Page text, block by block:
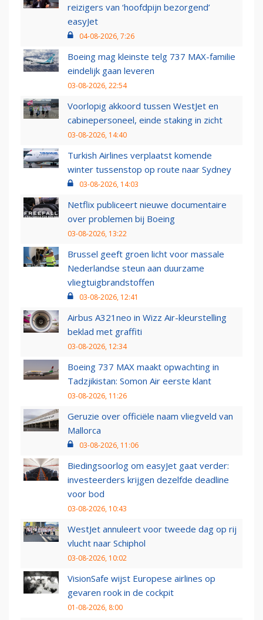
reizigers van ‘hoofdpijn bezorgend’
easyJet
04-08-2026, 7:26
Boeing mag kleinste telg 737 MAX-familie
eindelijk gaan leveren
03-08-2026, 22:54
Voorlopig akkoord tussen WestJet en
cabinepersoneel, einde staking in zicht
03-08-2026, 14:40
Turkish Airlines verplaatst komende
winter tussenstop op route naar Sydney
03-08-2026, 14:03
Netflix publiceert nieuwe documentaire
over problemen bij Boeing
03-08-2026, 13:22
Brussel geeft groen licht voor massale
Nederlandse steun aan duurzame
vliegtuigbrandstoffen
03-08-2026, 12:41
Airbus A321neo in Wizz Air-kleurstelling
beklad met graffiti
03-08-2026, 12:34
Boeing 737 MAX maakt opwachting in
Tadzjikistan: Somon Air eerste klant
03-08-2026, 11:26
Geruzie over officiële naam vliegveld van
Mallorca
03-08-2026, 11:06
Biedingsoorlog om easyJet gaat verder:
investeerders krijgen dezelfde deadline
voor bod
03-08-2026, 10:43
WestJet annuleert voor tweede dag op rij
vlucht naar Schiphol
03-08-2026, 10:02
VisionSafe wijst Europese airlines op
gevaren rook in de cockpit
01-08-2026, 8:00